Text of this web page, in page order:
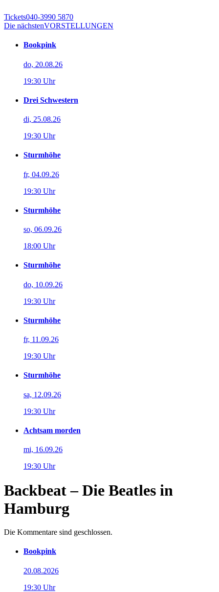
Tickets040-3990 5870
Die nächstenVORSTELLUNGEN
Bookpink
do, 20.08.26
19:30 Uhr
Drei Schwestern
di, 25.08.26
19:30 Uhr
Sturmhöhe
fr, 04.09.26
19:30 Uhr
Sturmhöhe
so, 06.09.26
18:00 Uhr
Sturmhöhe
do, 10.09.26
19:30 Uhr
Sturmhöhe
fr, 11.09.26
19:30 Uhr
Sturmhöhe
sa, 12.09.26
19:30 Uhr
Achtsam morden
mi, 16.09.26
19:30 Uhr
Backbeat – Die Beatles in
Hamburg
Die Kommentare sind geschlossen.
Bookpink
20.08.2026
19:30 Uhr